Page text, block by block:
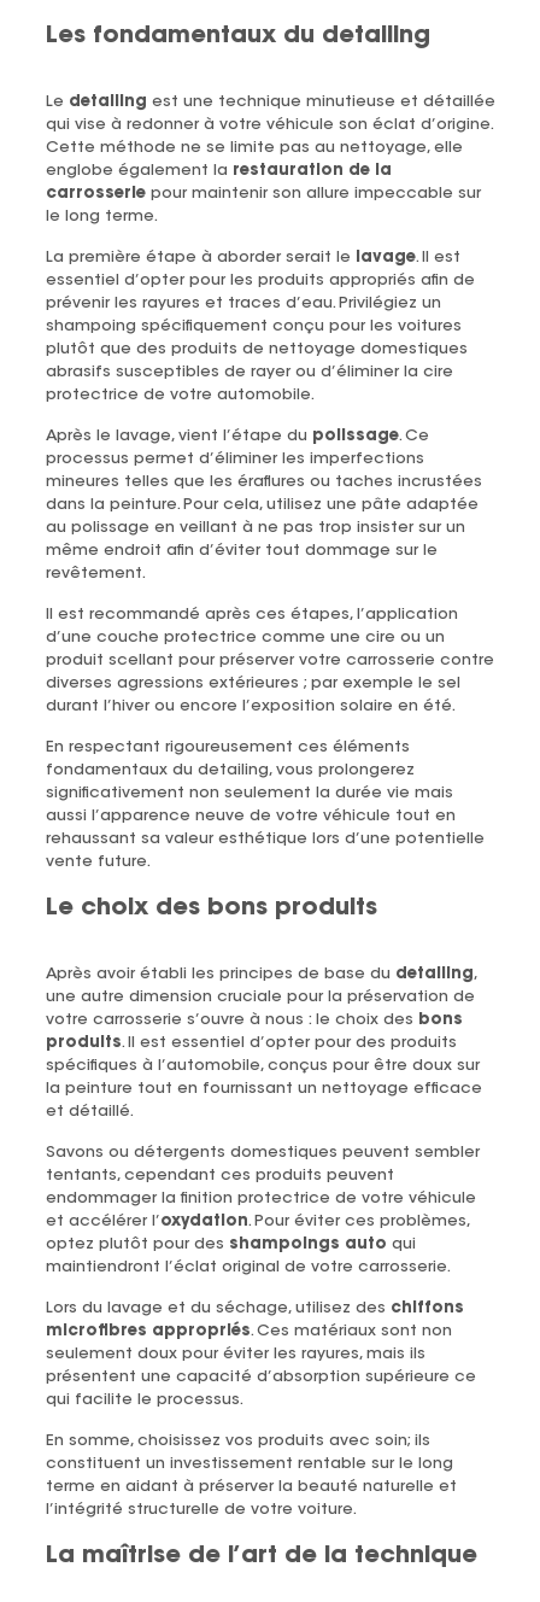
Les fondamentaux du detailing
Le detailing est une technique minutieuse et détaillée
qui vise à redonner à votre véhicule son éclat d’origine.
Cette méthode ne se limite pas au nettoyage, elle
englobe également la restauration de la
carrosseriepour maintenir son allure impeccable sur
le long terme.
La première étape à aborder serait le lavage. Il est
essentiel d’opter pour les produits appropriés afin de
prévenir les rayures et traces d’eau. Privilégiez un
shampoing spécifiquement conçu pour les voitures
plutôt que des produits de nettoyage domestiques
abrasifs susceptibles de rayer ou d’éliminer la cire
protectrice de votre automobile.
Après le lavage, vient l’étape du polissage. Ce
processus permet d’éliminer les imperfections
mineures telles que les éraflures ou taches incrustées
dans la peinture. Pour cela, utilisez une pâte adaptée
au polissage en veillant à ne pas trop insister sur un
même endroit afin d’éviter tout dommage sur le
revêtement.
Il est recommandé après ces étapes, l’application
d’une couche protectrice comme une cire ou un
produit scellant pour préserver votre carrosserie contre
diverses agressions extérieures ; par exemple le sel
durant l’hiver ou encore l’exposition solaire en été.
En respectant rigoureusement ces éléments
fondamentaux du detailing, vous prolongerez
significativement non seulement la durée vie mais
aussi l’apparence neuve de votre véhicule tout en
rehaussant sa valeur esthétique lors d’une potentielle
vente future.
Le choix des bons produits
Après avoir établi les principes de base du detailing,
une autre dimension cruciale pour la préservation de
votre carrosserie s’ouvre à nous : le choix des
bons
produits. Il est essentiel d’opter pour des produits
spécifiques à l’automobile, conçus pour être doux sur
la peinture tout en fournissant un nettoyage efficace
et détaillé.
Savons ou détergents domestiques peuvent sembler
tentants, cependant ces produits peuvent
endommager la finition protectrice de votre véhicule
et accélérer l’oxydation. Pour éviter ces problèmes,
optez plutôt pour des shampoings auto qui
maintiendront l’éclat original de votre carrosserie.
Lors du lavage et du séchage, utilisez des chiffons
microfibres appropriés. Ces matériaux sont non
seulement doux pour éviter les rayures, mais ils
présentent une capacité d’absorption supérieure ce
qui facilite le processus.
En somme, choisissez vos produits avec soin; ils
constituent un investissement rentable sur le long
terme en aidant à préserver la beauté naturelle et
l’intégrité structurelle de votre voiture.
La maîtrise de l’art de la technique